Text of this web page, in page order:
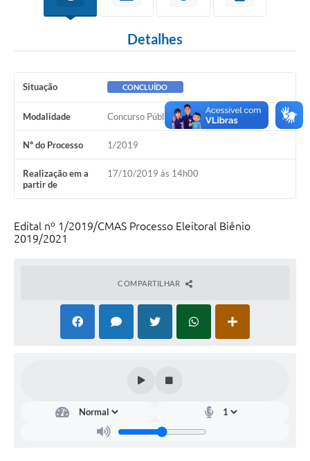
Ouvidoria
A Prefeitura
Serviços Online
Detalhes
Situação CONCLUÍDO
Modalidade Concurso Público
Nº do Processo 1/2019
Realização em a
partir de
17/10/2019 às 14h00
Edital nº 1/2019/CMAS Processo Eleitoral Biênio
2019/2021
COMPARTILHAR